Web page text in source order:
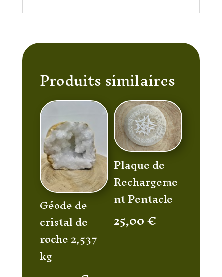
Produits similaires
Géode de
cristal de
roche 2,537
kg
Plaque de
Rechargeme
nt Pentacle
25,00€